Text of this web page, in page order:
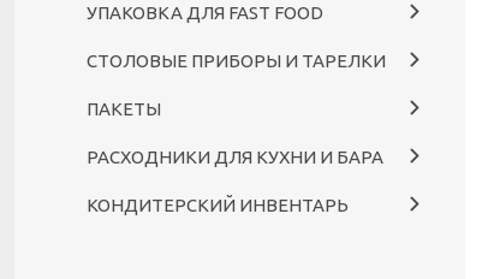
УПАКОВКА ДЛЯ FAST FOOD
СТОЛОВЫЕ ПРИБОРЫ И ТАРЕЛКИ
ПАКЕТЫ
РАСХОДНИКИ ДЛЯ КУХНИ И БАРА
КОНДИТЕРСКИЙ ИНВЕНТАРЬ